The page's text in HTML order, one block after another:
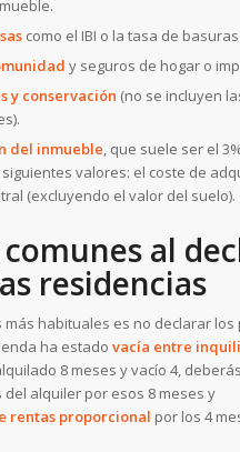
como el IBI o la tasa de basuras.
y seguros de hogar o
y conservación (no se incluyen
del inmueble, que suele ser el
valores: el coste de
(excluyendo el valor del suelo).
al
residencias
más habituales es no declarar los
ha estado vacía entre
8 meses y vacío 4,
alquiler por esos 8 meses y
rentas proporcional por los 4